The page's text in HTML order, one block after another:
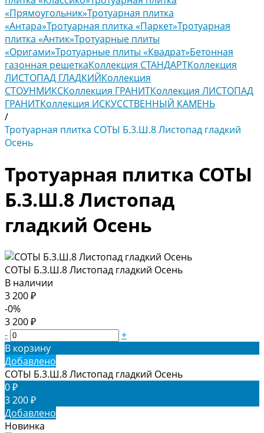
«Прямоугольник»Тротуарная плитка
«Антара»Тротуарная плитка «Паркет»Тротуарная
плитка «Антик»Тротуарные плиты
«Оригами»Тротуарные плиты «Квадрат»Бетонная
газонная решеткаКоллекция СТАНДАРТКоллекция
ЛИСТОПАД ГЛАДКИЙКоллекция
СТОУНМИКСКоллекция ГРАНИТКоллекция ЛИСТОПАД
ГРАНИТКоллекция ИСКУССТВЕННЫЙ КАМЕНЬ
/
Тротуарная плитка СОТЫ Б.3.Ш.8 Листопад гладкий
Осень
Тротуарная плитка СОТЫ
Б.3.Ш.8 Листопад
гладкий Осень
СОТЫ Б.3.Ш.8 Листопад гладкий Осень
В наличии
3 200 ₽
-0%
3 200 ₽
-
+
В корзину
Добавлено
СОТЫ Б.3.Ш.8 Листопад гладкий Осень
0 ₽
3 200 ₽
Добавлено
Новинка